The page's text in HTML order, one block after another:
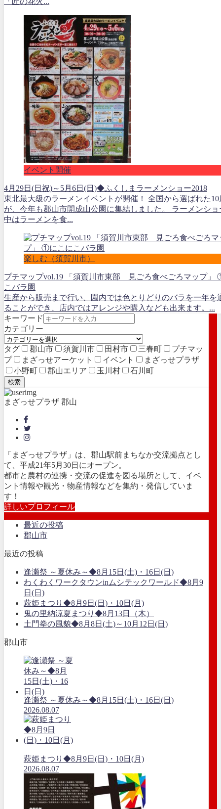
イベント開催
4月29日(日祝)～5月6日(日)◆ふくしまラーメンショー2018
東北最大級のラーメンイベントが開催！ 全国から選ばれた10
が、今年も郡山市開成山公園に集結しました。 ラーメンショ
中はラーメンを食...
楽しむ（須賀川市）
プチマップvol.19 「須賀川市東部 見ごろ食べごろマップ」
こバラ園
生産から販売まで行い、園内では色とりどりのバラを一年を
ることができ、店内ではアレンジや購入なども出来ます。...
キーワード
カテゴリー
タグ 郡山市 須賀川市 田村市 三春町
プチマッ
プ
まざっせアーケット イベント
まざっせプラザ
小野町
郡山エリア 玉川村 石川町
検索
まざっせプラザ 郡山
「まざっせプラザ」は、郡山駅前まちなか交流拠点とし
て、平成21年5月30日にオープン。
都市と農村の連携・交流の促進を図る場所として、イベ
ント情報や観光・物産情報などを集約・発信していま
す！
詳しいプロフィール
最近の投稿
郡山市
最近の投稿
逢瀬祭 ～夏休み～◆8月15日(土)・16日(日)
わくわくワークタウンinムシテックワールド◆8月9
日(日)
萩姫まつり◆8月9日(日)・10日(月)
鬼の里納涼夏まつり◆8月13日（木）
土門拳の風貌◆8月8日(土)～10月12日(日)
郡山市
逢瀬祭 ～夏休み～◆8月15日(土)・16日(日)
2026.08.07
萩姫まつり◆8月9日(日)・10日(月)
2026.08.07